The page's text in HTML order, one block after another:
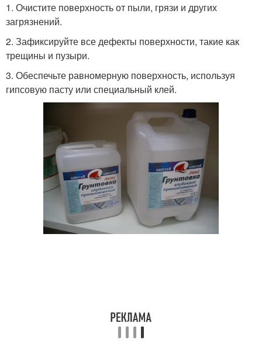
1. Очистите поверхность от пыли, грязи и других
загрязнений.
2. Зафиксируйте все дефекты поверхности, такие как
трещины и пузыри.
3. Обеспечьте равномерную поверхность, используя
гипсовую пасту или специальный клей.